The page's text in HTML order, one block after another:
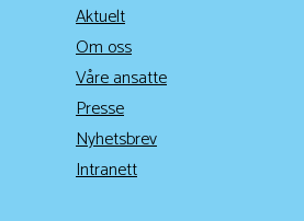
Aktuelt
Om oss
Våre ansatte
Presse
Nyhetsbrev
Intranett